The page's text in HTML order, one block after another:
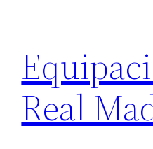
contenido
Real